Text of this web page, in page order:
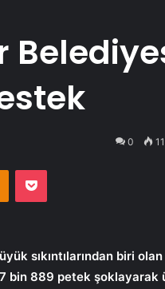
0 11
Odnoklassniki
Pocket
sıkıntılarından biri
bin 889 petek